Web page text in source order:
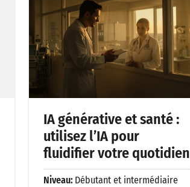
IA générative et santé :
utilisez l’IA pour
fluidifier votre quotidien
Niveau: Débutant et intermédiaire